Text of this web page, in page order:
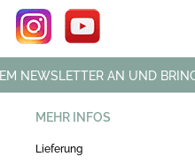
NEWSLETTER AN UND
MEHR INFOS
Lieferung